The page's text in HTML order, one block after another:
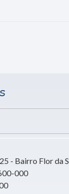
- Bairro Flor da
000